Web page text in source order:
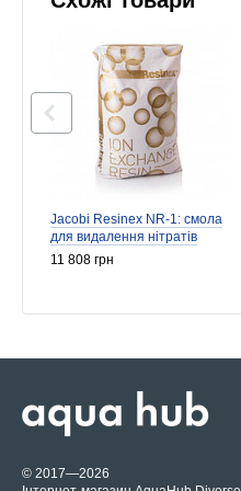
Jacobi Resinex NR-1: смола
для видалення нітратів
11 808 грн
© 2017—2026